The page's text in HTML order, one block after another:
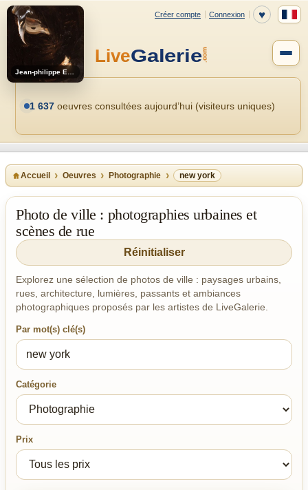
Jean-philippe Estebenet
1 637 oeuvres consultées aujourd’hui (visiteurs uniques)
Accueil Oeuvres Photographie new york
Photo de ville : photographies urbaines et
scènes de rue
Réinitialiser
Explorez une sélection de photos de ville : paysages urbains,
rues, architecture, lumières, passants et ambiances
photographiques proposés par les artistes de LiveGalerie.
Par mot(s) clé(s)
Catégorie
Prix